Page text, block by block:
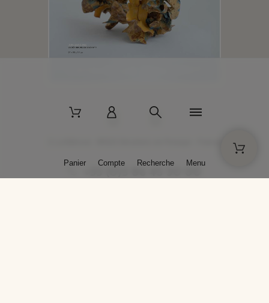
+33 (0)3 86 45 50 00
Panier Compte Recherche Menu